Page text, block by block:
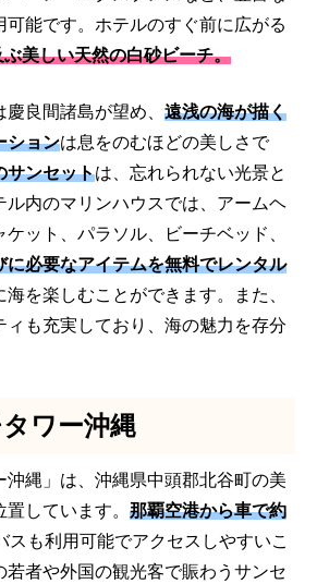
可能です。ホテルのすぐ前に広がる
美しい天然の白砂ビーチ。
良間諸島が望め、 遠浅の海が描く
ションは息をのむほどの美しさで
サンセットは、忘れられない光景と
ル内のマリンハウスでは、アームヘ
ット、パラソル、ビーチベッド、
に必要なアイテムを無料でレンタル
を楽しむことができます。また、
ィも充実しており、海の魅力を存分
ワー沖縄
沖縄」は、沖縄県中頭郡北谷町の美
しています。 那覇空港から車で約
スも利用可能でアクセスしやすいこ
若者や外国の観光客で賑わうサンセ